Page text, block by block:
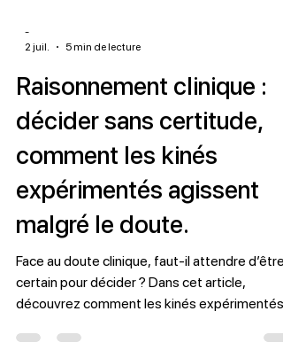
-
2 juil.
5 min de lecture
Raisonnement clinique :
décider sans certitude,
comment les kinés
expérimentés agissent
malgré le doute.
certain pour décider ? Dans cet article,